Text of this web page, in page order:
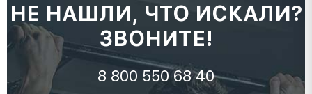
НЕ НАШЛИ, ЧТО ИСКАЛИ?
ЗВОНИТЕ!
8 800 550 68 40